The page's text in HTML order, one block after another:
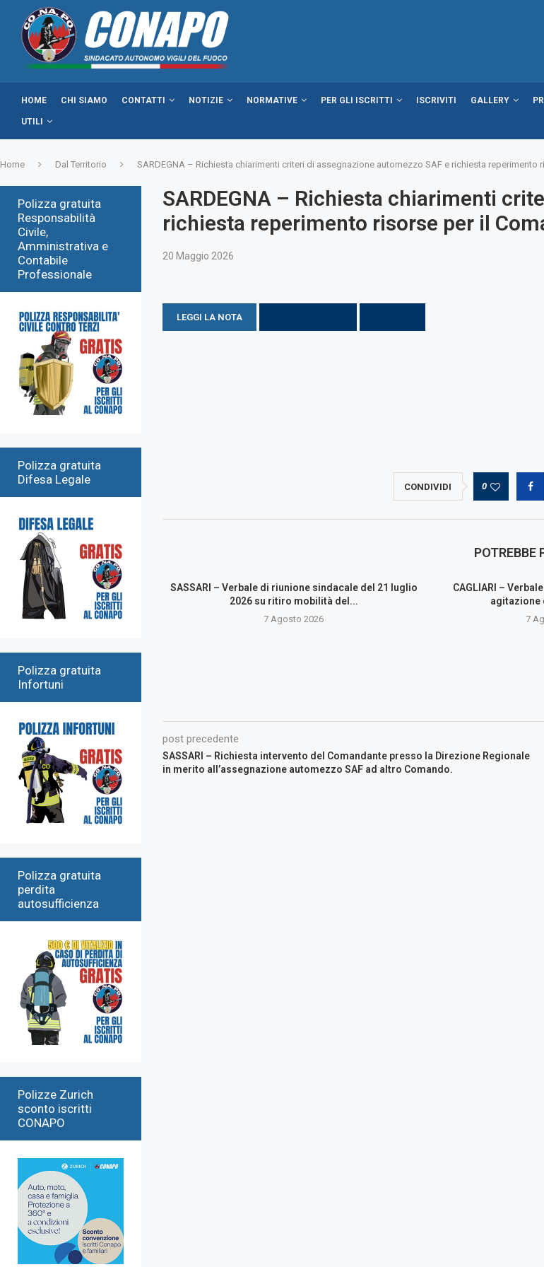
HOME CHI SIAMO CONTATTI NOTIZIE NORMATIVE PER GLI ISCRITTI ISCRIVITI GALLERY
UTILI
Home Dal Territorio SARDEGNA – Richiesta chiarimenti criteri di assegnazione automezzo SAF e richiesta reperimento
SARDEGNA – Richiesta chiarimenti
richiesta reperimento risorse per il
20 Maggio 2026
LEGGI LA NOTA
CONDIVIDI 0
POTREBBE
SASSARI – Verbale di riunione sindacale del 21 luglio
2026 su ritiro mobilità del...
7 Agosto 2026
CAGLIARI –
agitazione
7
post precedente
SASSARI – Richiesta intervento del Comandante presso la Direzione Regionale
in merito all’assegnazione automezzo SAF ad altro Comando.
Polizza gratuita
Responsabilità
Civile,
Amministrativa e
Contabile
Professionale
Polizza gratuita
Difesa Legale
Polizza gratuita
Infortuni
Polizza gratuita
perdita
autosufficienza
Polizze Zurich
sconto iscritti
CONAPO